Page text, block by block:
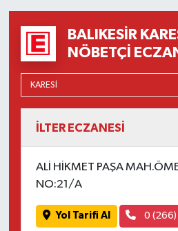
BALIKESIR
NÖBETÇI
İLTER ECZANESİ
ALİ HİKMET PAŞA
NO:21/A
Yol Tarifi Al 0 (266)
YAŞAM